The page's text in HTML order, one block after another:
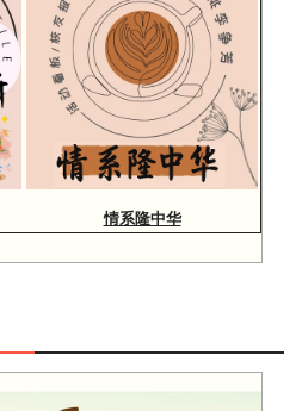
情系隆中华